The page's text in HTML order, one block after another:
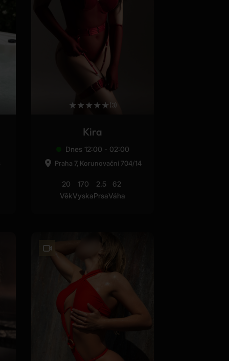
★ ★ ★ ★ ★ (3)
Kira
Dnes 12:00 - 02:00
Praha 7, Korunovační 704/14
20
Věk
170
Vyska
2.5
Prsa
62
Váha